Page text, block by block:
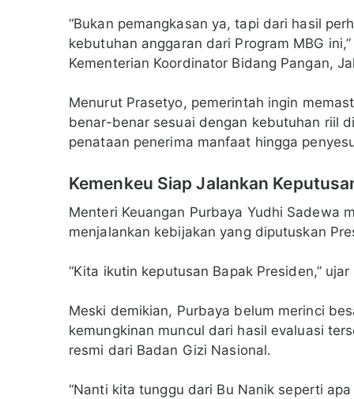
“Bukan pemangkasan ya, tapi dari hasil
kebutuhan anggaran dari Program MBG
Kementerian Koordinator Bidang Pangan,
Menurut Prasetyo, pemerintah ingin
benar-benar sesuai dengan kebutuhan riil
penataan penerima manfaat hingga
Kemenkeu Siap Jalankan
Menteri Keuangan Purbaya Yudhi Sadewa
menjalankan kebijakan yang diputuskan
“Kita ikutin keputusan Bapak Presiden,”
Meski demikian, Purbaya belum merinci
kemungkinan muncul dari hasil evaluasi
resmi dari Badan Gizi Nasional.
“Nanti kita tunggu dari Bu Nanik seperti apa